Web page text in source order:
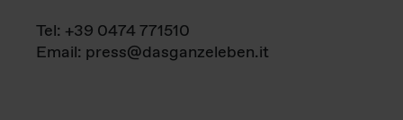
Tel: +39 0474 771510
Email: press@dasganzeleben.it